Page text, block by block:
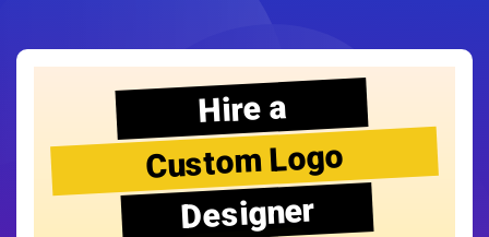
Hire a
Custom Logo
Designer